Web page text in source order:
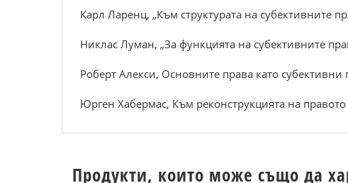
Карл Ларенц, „Към структурата на субективните
Никлас Луман, „За функцията на субективните
Роберт Алекси, Основните права като
Юрген Хабермас, Към реконструкцията на правото
Продукти, които може също да